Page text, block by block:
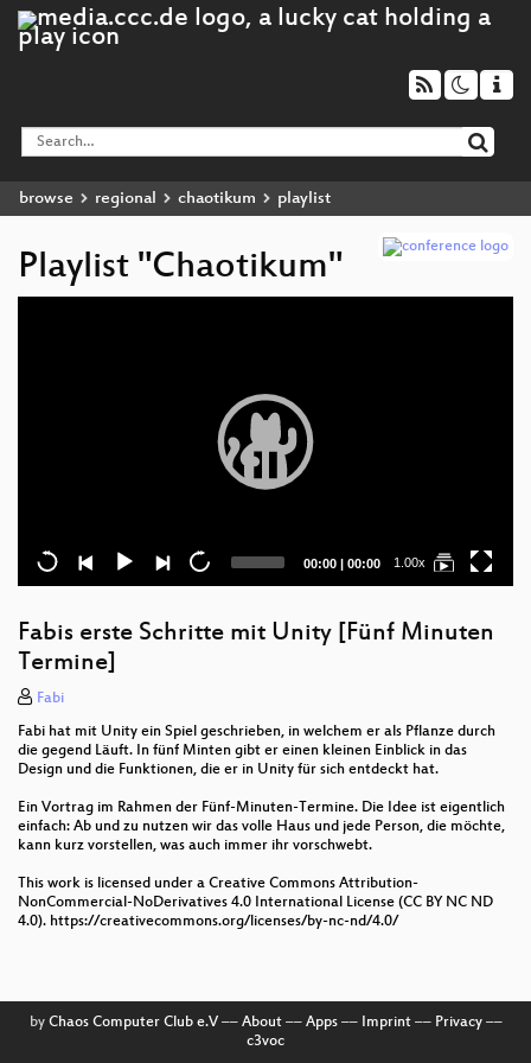
browse regional chaotikum playlist
Playlist "Chaotikum"
Current
00:00 | Total
00:00 1.00x
Fabis erste Schritte mit Unity [Fünf Minuten
Termine]
Fabi
Fabi hat mit Unity ein Spiel geschrieben, in welchem er als Pflanze durch
die gegend Läuft. In fünf Minten gibt er einen kleinen Einblick in das
Design und die Funktionen, die er in Unity für sich entdeckt hat.
Ein Vortrag im Rahmen der Fünf-Minuten-Termine. Die Idee ist eigentlich
einfach: Ab und zu nutzen wir das volle Haus und jede Person, die möchte,
kann kurz vorstellen, was auch immer ihr vorschwebt.
This work is licensed under a Creative Commons Attribution-
NonCommercial-NoDerivatives 4.0 International License (CC BY NC ND
4.0). https://creativecommons.org/licenses/by-nc-nd/4.0/
by Chaos Computer Club e.V–– About–– Apps–– Imprint–– Privacy––
c3voc